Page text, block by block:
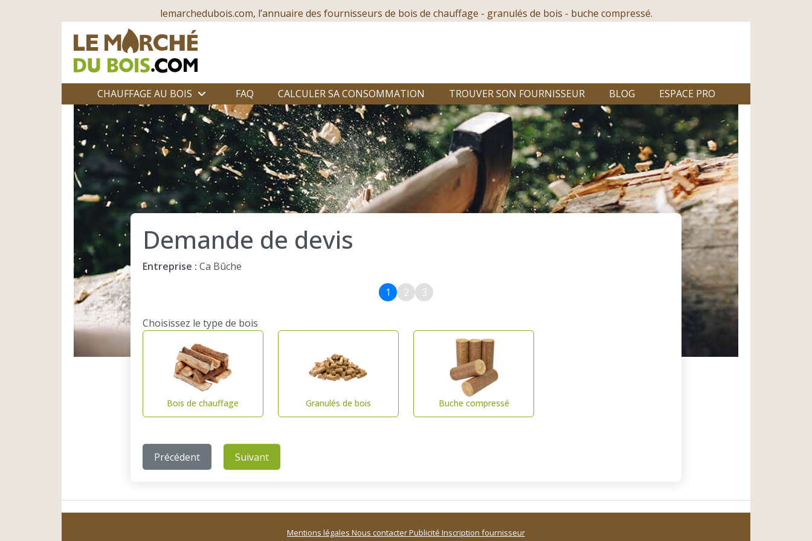
lemarchedubois.com, l’annuaire des fournisseurs de bois de chauffage - granulés de bois - buche compressé.
CHAUFFAGE AU BOIS FAQ CALCULER SA CONSOMMATION TROUVER SON FOURNISSEUR BLOG ESPACE PRO
Demande de devis
Entreprise : Ca Bûche
1
2 3
Choisissez le type de bois
Bois de chauffage Granulés de bois Buche compressé
Précédent Suivant
Mentions légales Nous contacterPublicité Inscription fournisseur